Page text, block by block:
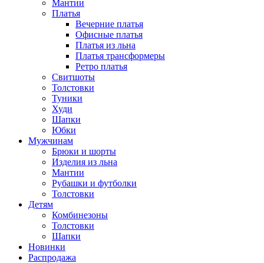
Мантии
Платья
Вечерние платья
Офисные платья
Платья из льна
Платья трансформеры
Ретро платья
Свитшоты
Толстовки
Туники
Худи
Шапки
Юбки
Мужчинам
Брюки и шорты
Изделия из льна
Мантии
Рубашки и футболки
Толстовки
Детям
Комбинезоны
Толстовки
Шапки
Новинки
Распродажа